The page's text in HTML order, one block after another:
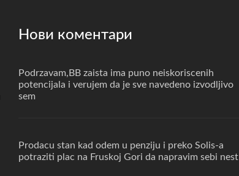
Нови коментари
Podrzavam,BB zaista ima puno neiskoriscenih
potencijala i verujem da je sve navedeno izvodljivo
sem
Prodacu stan kad odem u penziju i preko Solis-a
potraziti plac na Fruskoj Gori da napravim sebi nest